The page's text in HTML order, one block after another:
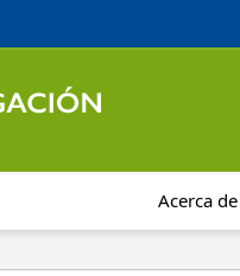
Acerca de